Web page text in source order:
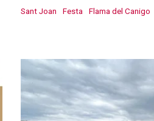
Sant Joan Festa Flama del Canigo